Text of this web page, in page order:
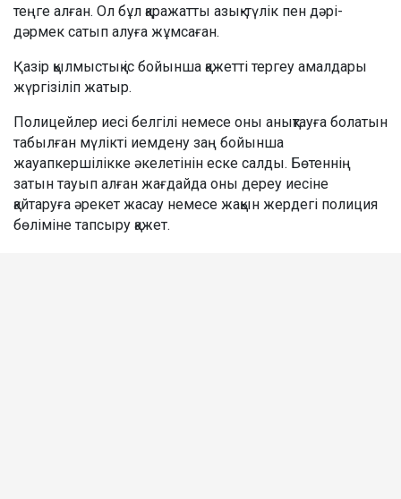
теңге алған. Ол бұл қаражатты азық-түлік пен дәрі-
дәрмек сатып алуға жұмсаған.
Қазір қылмыстық іс бойынша қажетті тергеу амалдары
жүргізіліп жатыр.
Полицейлер иесі белгілі немесе оны анықтауға болатын
табылған мүлікті иемдену заң бойынша
жауапкершілікке әкелетінін еске салды. Бөтеннің
затын тауып алған жағдайда оны дереу иесіне
қайтаруға әрекет жасау немесе жақын жердегі полиция
бөліміне тапсыру қажет.